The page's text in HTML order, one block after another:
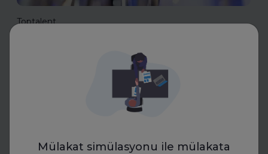
Mülakat simülasyonu ile mülakata
Toptalent
İnsan Kaynakları Ödülleri, şirketiniz için bir tanıtım fırsatı
olabilir. En iyi uygulamalarınızı tanıtarak sektördeki öncü
konumunuzu güçlendirin ve değerli başarılarınızı
Daha fazla oku